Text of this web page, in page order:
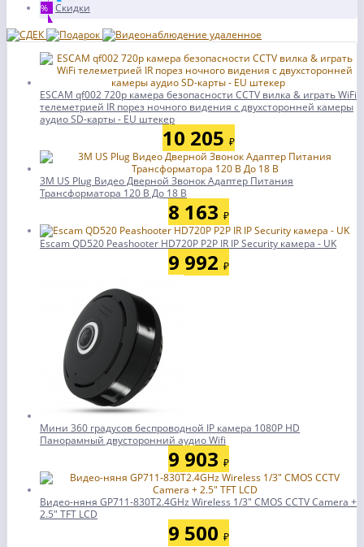
% Скидки
ESCAM qf002 720p камера безопасности CCTV вилка & играть WiFi
телеметрией IR порез ночного видения с двухсторонней камеры
аудио SD-карты - EU штекер
10 205 ₽
3M US Plug Видео Дверной Звонок Адаптер Питания
Трансформатора 120 В До 18 В
8 163 ₽
Escam QD520 Peashooter HD720P P2P IR IP Security камера - UK
9 992 ₽
Мини 360 градусов беспроводной IP камера 1080P HD
Панорамный двусторонний аудио Wifi
9 903 ₽
Видео-няня GP711-830T2.4GHz Wireless 1/3" CMOS CCTV Camera +
2.5" TFT LСD
9 500 ₽